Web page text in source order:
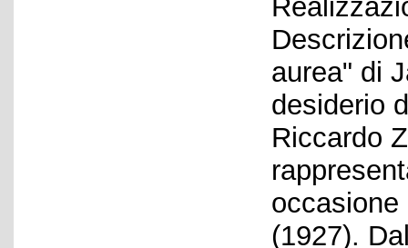
aurea" di
desiderio
Riccardo
occasione
(1927).